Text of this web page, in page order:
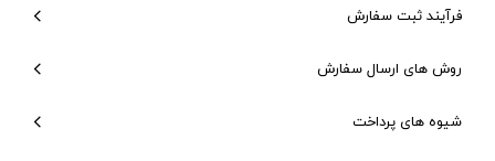
فرآیند ثبت سفارش
روش های ارسال سفارش
شیوه های پرداخت